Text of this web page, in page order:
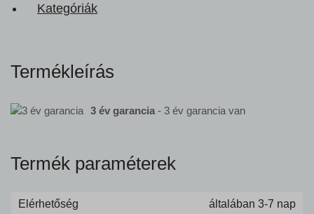
Kategóriák
Termékleírás
3 év garancia - 3 év garancia van
Termék paraméterek
Elérhetőség
általában 3-7 nap